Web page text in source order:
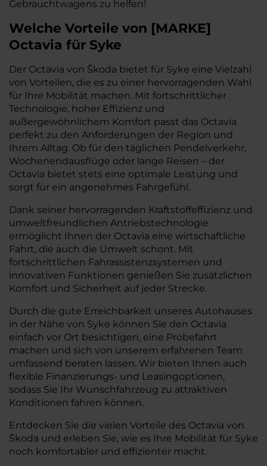
Gebrauchtwagens zu helfen!
Welche Vorteile von [MARKE]
Octavia für Syke
Der Octavia von Škoda bietet für Syke eine Vielzahl
von Vorteilen, die es zu einer hervorragenden Wahl
für Ihre Mobilität machen. Mit fortschrittlicher
Technologie, hoher Effizienz und
außergewöhnlichem Komfort passt das Octavia
perfekt zu den Anforderungen der Region und
Ihrem Alltag. Ob für den täglichen Pendelverkehr,
Wochenendausflüge oder lange Reisen – der
Octavia bietet stets eine optimale Leistung und
sorgt für ein angenehmes Fahrgefühl.
Dank seiner hervorragenden Kraftstoffeffizienz und
umweltfreundlichen Antriebstechnologie
ermöglicht Ihnen der Octavia eine wirtschaftliche
Fahrt, die auch die Umwelt schont. Mit
fortschrittlichen Fahrassistenzsystemen und
innovativen Funktionen genießen Sie zusätzlichen
Komfort und Sicherheit auf jeder Strecke.
Durch die gute Erreichbarkeit unseres Autohauses
in der Nähe von Syke können Sie den Octavia
einfach vor Ort besichtigen, eine Probefahrt
machen und sich von unserem erfahrenen Team
umfassend beraten lassen. Wir bieten Ihnen auch
flexible Finanzierungs- und Leasingoptionen,
sodass Sie Ihr Wunschfahrzeug zu attraktiven
Konditionen fahren können.
Entdecken Sie die vielen Vorteile des Octavia von
Škoda und erleben Sie, wie es Ihre Mobilität für Syke
noch komfortabler und effizienter macht.